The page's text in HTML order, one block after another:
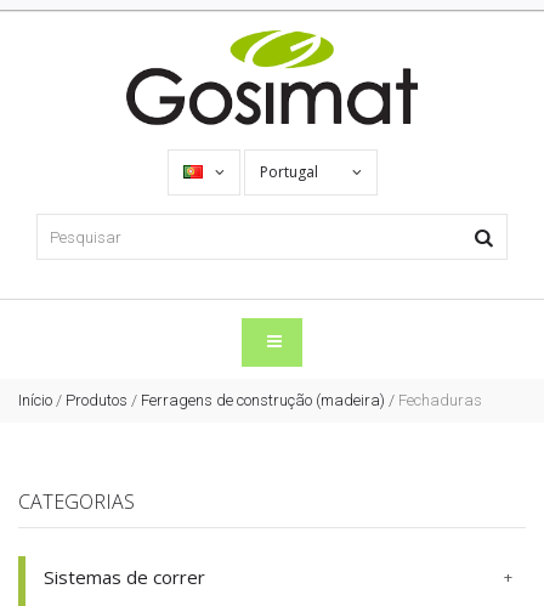
Portugal
Início / Produtos / Ferragens de construção (madeira) / Fechaduras
CATEGORIAS
Sistemas de correr